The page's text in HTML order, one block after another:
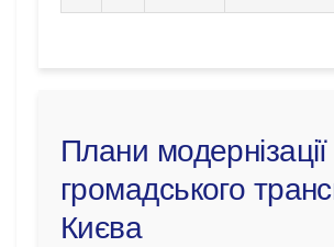
Плани модернізації
громадського
Києва